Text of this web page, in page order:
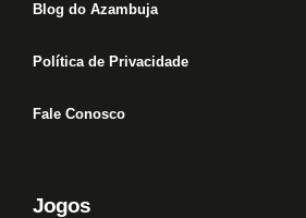
Blog do Azambuja
Política de Privacidade
Fale Conosco
Jogos